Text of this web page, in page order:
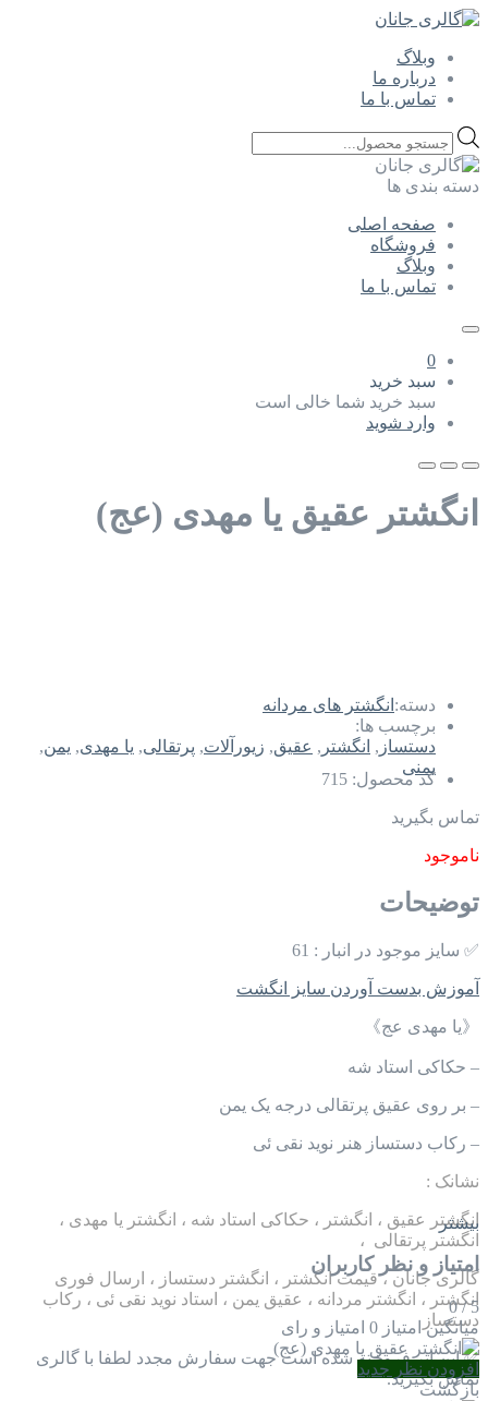
وبلاگ
درباره ما
تماس با ما
Products
search
دسته بندی ها
صفحه اصلی
فروشگاه
وبلاگ
تماس با ما
0
سبد خرید
سبد خرید شما خالی است
وارد شوید
انگشتر عقیق یا مهدی (عج)
دسته: انگشتر های مردانه
برچسب ها:
دستساز , انگشتر , عقیق, زیورآلات, پرتقالی, یا مهدی, یمن,
یمنی
کد محصول: 715
تماس بگیرید
ناموجود
توضیحات
✅ سایز موجود در انبار : 61
آموزش بدست آوردن سایز انگشت
《یا مهدی عج》
– حکاکی استاد شه
– بر روی عقیق پرتقالی درجه یک یمن
– رکاب دستساز هنر نوید نقی ئی
نشانک :
انگشتر عقیق ، انگشتر ، حکاکی استاد شه ، انگشتر یا مهدی ،
انگشتر پرتقالی ،
گالری جانان ، قیمت انگشتر ، انگشتر دستساز ، ارسال فوری
انگشتر ، انگشتر مردانه ، عقیق یمن ، استاد نوید نقی ئی ، رکاب
دستساز
✅ این اثر فروخته شده است جهت سفارش مجدد لطفا با گالری
تماس بگیرید.
بیشتر
امتیاز و نظر کاربران
5
/
0
میانگین امتیاز 0 امتیاز و رای
افزودن نظر جدید
بازگشت